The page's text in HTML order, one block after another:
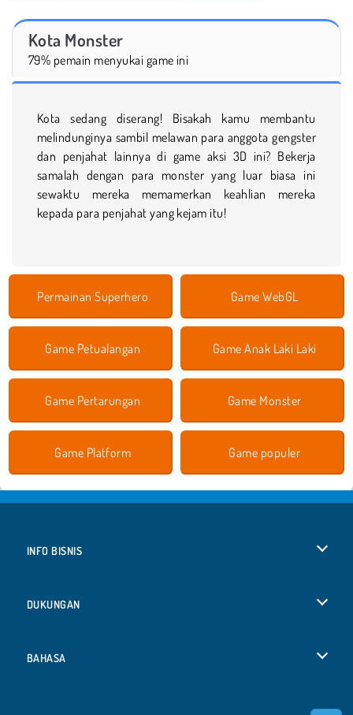
Kota Monster
79% pemain menyukai game ini
Kota sedang diserang! Bisakah kamu membantu
melindunginya sambil melawan para anggota gengster
dan penjahat lainnya di game aksi 3D ini? Bekerja
samalah dengan para monster yang luar biasa ini
sewaktu mereka memamerkan keahlian mereka
kepada para penjahat yang kejam itu!
Permainan Superhero Game WebGL
Game Petualangan Game Anak Laki Laki
Game Pertarungan Game Monster
Game Platform Game populer
INFO BISNIS
DUKUNGAN
BAHASA